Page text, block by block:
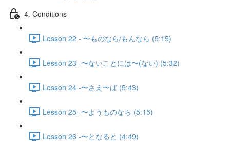
4. Conditions
Lesson 22 - 〜ものなら/もんなら (5:15)
Lesson 23 -〜ないことには〜(ない) (5:32)
Lesson 24 -〜さえ〜ば (5:43)
Lesson 25 -〜ようものなら (5:15)
Lesson 26 -〜となると (4:49)